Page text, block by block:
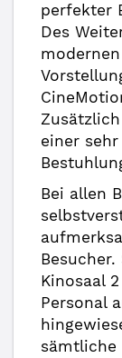
perfekter
Des
einer
Bei allen
Kinosaal
Personal
sämtliche